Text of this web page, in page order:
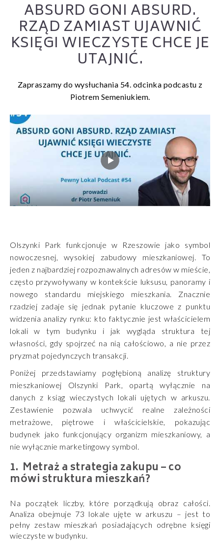
ABSURD GONI ABSURD.
RZĄD ZAMIAST UJAWNIĆ
KSIĘGI WIECZYSTE CHCE JE
UTAJNIĆ.
Zapraszamy do wysłuchania 54. odcinka podcastu z
Piotrem Semeniukiem.
Olszynki Park funkcjonuje w Rzeszowie jako symbol
nowoczesnej, wysokiej zabudowy mieszkaniowej. To
jeden z najbardziej rozpoznawalnych adresów w mieście,
często przywoływany w kontekście luksusu, panoramy i
nowego standardu miejskiego mieszkania. Znacznie
rzadziej zadaje się jednak pytanie kluczowe z punktu
widzenia analizy rynku: kto faktycznie jest właścicielem
lokali w tym budynku i jak wygląda struktura tej
własności, gdy spojrzeć na nią całościowo, a nie przez
pryzmat pojedynczych transakcji.
Poniżej przedstawiamy pogłębioną analizę struktury
mieszkaniowej Olszynki Park, opartą wyłącznie na
danych z ksiąg wieczystych lokali ujętych w arkuszu.
Zestawienie pozwala uchwycić realne zależności
metrażowe, piętrowe i właścicielskie, pokazując
budynek jako funkcjonujący organizm mieszkaniowy, a
nie wyłącznie marketingowy symbol.
Metraż a strategia zakupu – co
mówi struktura mieszkań?
Na początek liczby, które porządkują obraz całości.
Analiza obejmuje 73 lokale ujęte w arkuszu – jest to
pełny zestaw mieszkań posiadających odrębne księgi
wieczyste w budynku.